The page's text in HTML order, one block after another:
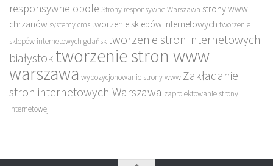
responsywne opole Strony responsywne Warszawa strony www
chrzanów systemy cmstworzenie sklepów internetowych tworzenie
sklepów internetowych gdańsktworzenie stron internetowych
białystok tworzenie stron www
warszawa wypozycjonowanie strony www Zakładanie
stron internetowych Warszawa zaprojektowanie strony
internetowej